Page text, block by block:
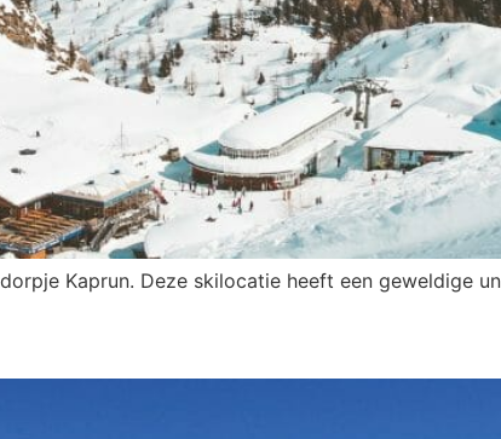
Kaprun. Deze skilocatie heeft een geweldige